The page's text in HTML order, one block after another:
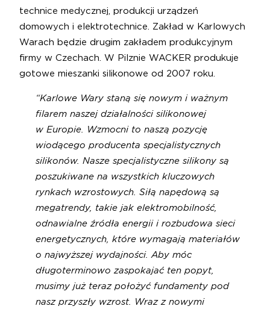
technice medycznej, produkcji urządzeń
domowych i elektrotechnice. Zakład w Karlowych
Warach będzie drugim zakładem produkcyjnym
firmy w Czechach. W Pilznie WACKER produkuje
gotowe mieszanki silikonowe od 2007 roku.
“Karlowe Wary staną się nowym i ważnym
filarem naszej działalności silikonowej
w Europie. Wzmocni to naszą pozycję
wiodącego producenta specjalistycznych
silikonów. Nasze specjalistyczne silikony są
poszukiwane na wszystkich kluczowych
rynkach wzrostowych. Siłą napędową są
megatrendy, takie jak elektromobilność,
odnawialne źródła energii i rozbudowa sieci
energetycznych, które wymagają materiałów
o najwyższej wydajności. Aby móc
długoterminowo zaspokajać ten popyt,
musimy już teraz położyć fundamenty pod
nasz przyszły wzrost. Wraz z nowymi